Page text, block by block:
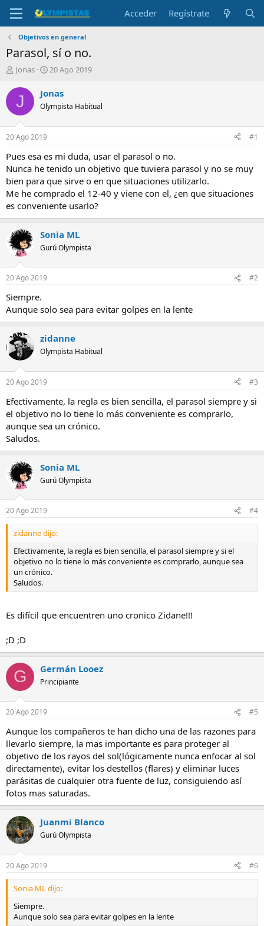
Acceder Regístrate
Objetivos en general
Parasol, sí o no.
I
i
a
d
o
r
e
l
t
e
m
a
Jonas
F
c
a
i
n
c
i
o
20 Ago 2019
J Jonas
Olympista Habitual
20 Ago 2019 #1
Pues esa es mi duda, usar el parasol o no.
Nunca he tenido un objetivo que tuviera parasol y no se muy
bien para que sirve o en que situaciones utilizarlo.
Me he comprado el 12-40 y viene con el, ¿en que situaciones
es conveniente usarlo?
Sonia ML
Gurú Olympista
20 Ago 2019 #2
Siempre.
Aunque solo sea para evitar golpes en la lente
zidanne
Olympista Habitual
20 Ago 2019 #3
Efectivamente, la regla es bien sencilla, el parasol siempre y si
el objetivo no lo tiene lo más conveniente es comprarlo,
aunque sea un crónico.
Saludos.
Sonia ML
Gurú Olympista
20 Ago 2019 #4
zidanne dijo:
Efectivamente, la regla es bien sencilla, el parasol siempre y si el
objetivo no lo tiene lo más conveniente es comprarlo, aunque sea
un crónico.
Saludos.
Es difícil que encuentren uno cronico Zidane!!!
;D ;D
G Germán Looez
Principiante
20 Ago 2019 #5
Aunque los compañeros te han dicho una de las razones para
llevarlo siempre, la mas importante es para proteger al
objetivo de los rayos del sol(lógicamente nunca enfocar al sol
directamente), evitar los destellos (flares) y eliminar luces
parásitas de cualquier otra fuente de luz, consiguiendo así
fotos mas saturadas.
Juanmi Blanco
Gurú Olympista
20 Ago 2019 #6
Sonia ML dijo:
Siempre.
Aunque solo sea para evitar golpes en la lente